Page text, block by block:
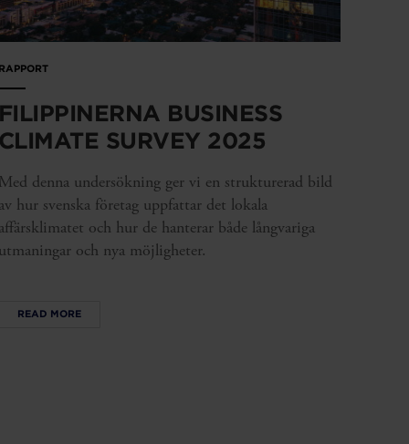
RAPPORT
FILIPPINERNA BUSINESS
CLIMATE SURVEY 2025
Med denna undersökning ger vi en strukturerad bild
av hur svenska företag uppfattar det lokala
affärsklimatet och hur de hanterar både långvariga
utmaningar och nya möjligheter.
READ MORE